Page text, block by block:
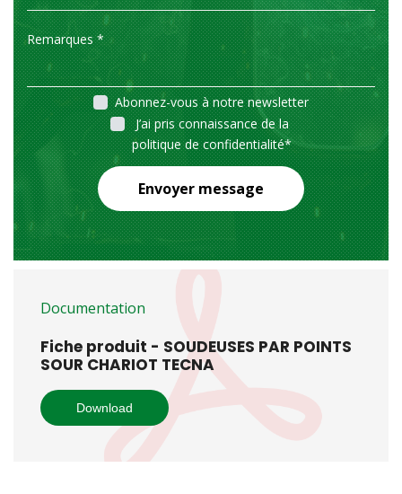
Abonnez-vous à notre newsletter
J’ai pris connaissance de la
politique de confidentialité*
Envoyer message
Documentation
Fiche produit - SOUDEUSES PAR POINTS
SOUR CHARIOT TECNA
Download